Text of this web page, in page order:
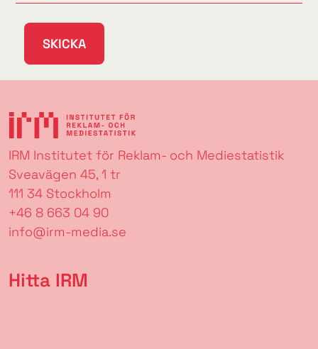
SKICKA
IRM Institutet för Reklam- och Mediestatistik
Sveavägen 45, 1 tr
111 34 Stockholm
+46 8 663 04 90
info@irm-media.se
Hitta IRM